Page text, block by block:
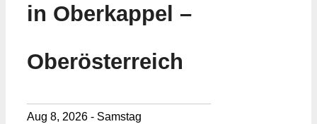
in Oberkappel –
Oberösterreich
Aug 8, 2026 - Samstag